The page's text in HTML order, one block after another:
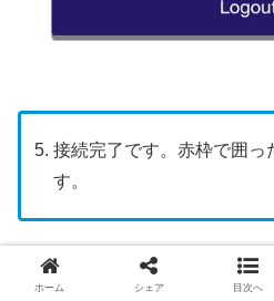
接続完了です。赤枠で囲っ
す。
スワンナプーム国際空港の
続することができません
。も
ホーム シェア 目次へ